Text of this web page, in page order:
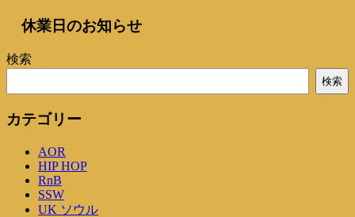
休業日のお知らせ
検索
検索
カテゴリー
AOR
HIP HOP
RnB
SSW
UK ソウル